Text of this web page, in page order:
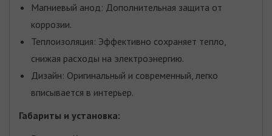
Магниевый анод: Дополнительная защита от
коррозии.
Теплоизоляция: Эффективно сохраняет тепло,
снижая расходы на электроэнергию.
Дизайн: Оригинальный и современный, легко
вписывается в интерьер.
Габариты и установка: